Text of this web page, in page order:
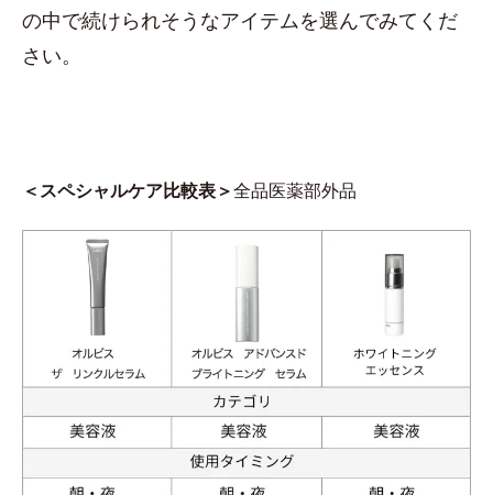
の中で続けられそうなアイテムを選んでみてくだ
さい。
＜スペシャルケア比較表＞全品医薬部外品